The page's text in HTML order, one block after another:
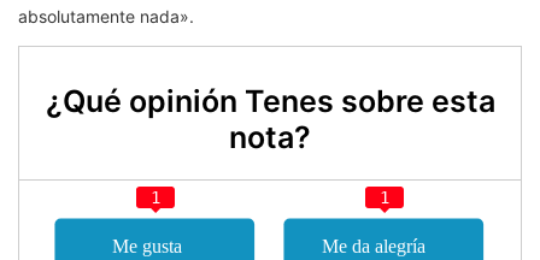
absolutamente nada».
¿Qué opinión Tenes sobre esta
nota?
1 1